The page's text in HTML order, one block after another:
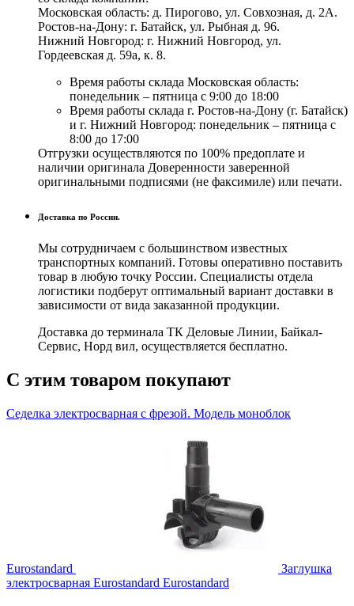
Московская область: д. Пирогово, ул. Совхозная, д. 2А.
Ростов-на-Дону: г. Батайск, ул. Рыбная д. 96.
Нижний Новгород: г. Нижний Новгород, ул.
Гордеевская д. 59а, к. 8.
Время работы склада Московская область:
понедельник – пятница с 9:00 до 18:00
Время работы склада г. Ростов-на-Дону (г. Батайск)
и г. Нижний Новгород: понедельник – пятница с
8:00 до 17:00
Отгрузки осуществляются по 100% предоплате и
наличии оригинала Доверенности заверенной
оригинальными подписями (не факсимиле) или печати.
Доставка по России.
Мы сотрудничаем с большинством известных
транспортных компаний. Готовы оперативно поставить
товар в любую точку России. Специалисты отдела
логистики подберут оптимальный вариант доставки в
зависимости от вида заказанной продукции.
Доставка до терминала ТК Деловые Линии, Байкал-
Сервис, Норд вил, осуществляется бесплатно.
С этим товаром покупают
Седелка электросварная с фрезой. Модель моноблок
Eurostandard
Заглушка
электросварная Eurostandard Eurostandard